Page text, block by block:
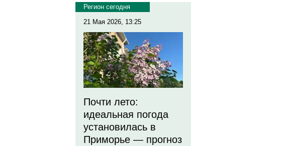
Регион сегодня
21 Мая 2026, 13:25
Почти лето:
идеальная погода
установилась в
Приморье — прогноз